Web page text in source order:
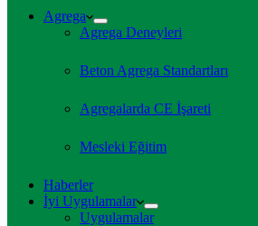
Agrega
Agrega Deneyleri
Beton Agrega Standartları
Agregalarda CE İşareti
Mesleki Eğitim
Haberler
İyi Uygulamalar
Uygulamalar